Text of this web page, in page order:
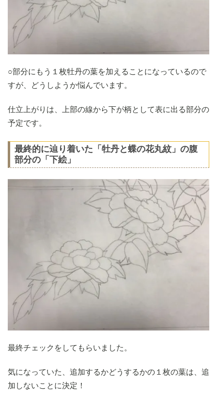
○部分にもう１枚牡丹の葉を加えることになっているので
すが、どうしようか悩んでいます。
仕立上がりは、上部の線から下が柄として表に出る部分の
予定です。
最終的に辿り着いた「牡丹と蝶の花丸紋」の腹
部分の「下絵」
最終チェックをしてもらいました。
気になっていた、追加するかどうするかの１枚の葉は、追
加しないことに決定！